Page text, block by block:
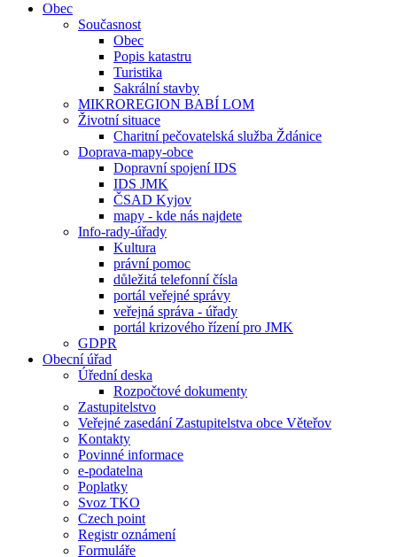
Obec
Současnost
Obec
Popis katastru
Turistika
Sakrální stavby
MIKROREGION BABÍ LOM
Životní situace
Charitní pečovatelská služba Ždánice
Doprava-mapy-obce
Dopravní spojení IDS
IDS JMK
ČSAD Kyjov
mapy - kde nás najdete
Info-rady-úřady
Kultura
právní pomoc
důležitá telefonní čísla
portál veřejné správy
veřejná správa - úřady
portál krizového řízení pro JMK
GDPR
Obecní úřad
Úřední deska
Rozpočtové dokumenty
Zastupitelstvo
Veřejné zasedání Zastupitelstva obce Věteřov
Kontakty
Povinné informace
e-podatelna
Poplatky
Svoz TKO
Czech point
Registr oznámení
Formuláře